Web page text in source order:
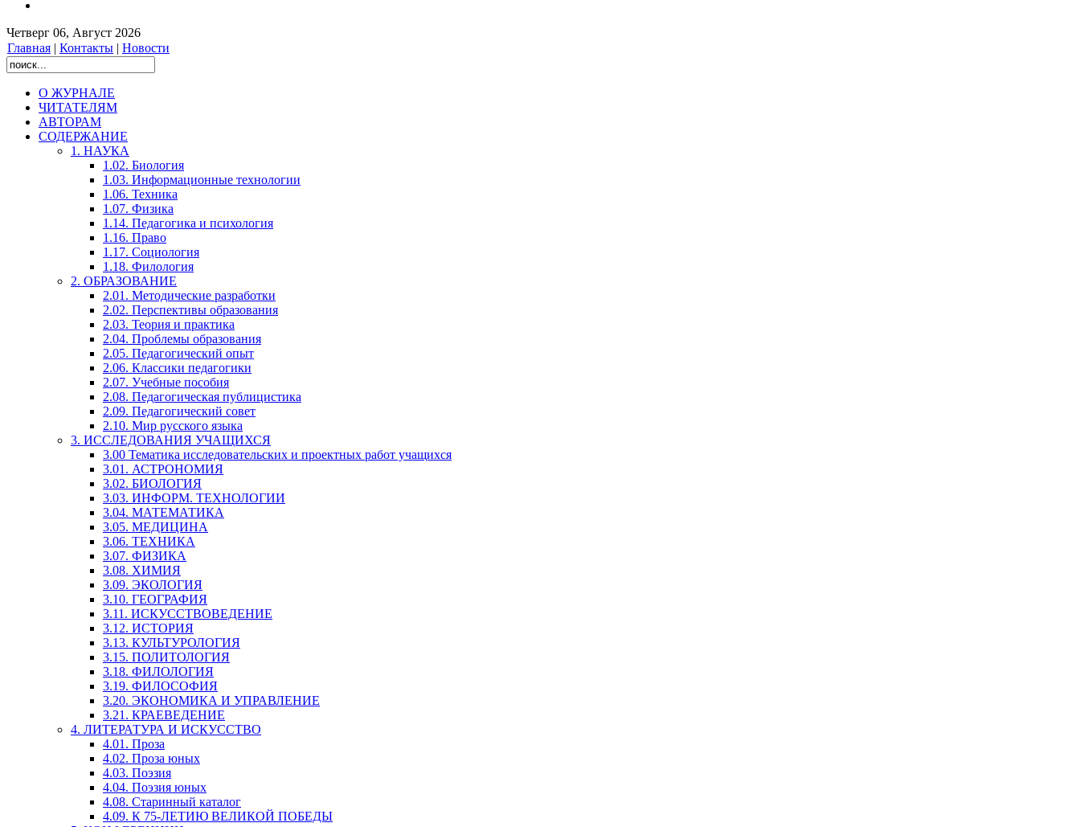
Четверг 06, Август 2026
Главная | Контакты | Новости
О ЖУРНАЛЕ
ЧИТАТЕЛЯМ
АВТОРАМ
СОДЕРЖАНИЕ
1. НАУКА
1.02. Биология
1.03. Информационные технологии
1.06. Техника
1.07. Физика
1.14. Педагогика и психология
1.16. Право
1.17. Социология
1.18. Филология
2. ОБРАЗОВАНИЕ
2.01. Методические разработки
2.02. Перспективы образования
2.03. Теория и практика
2.04. Проблемы образования
2.05. Педагогический опыт
2.06. Классики педагогики
2.07. Учебные пособия
2.08. Педагогическая публицистика
2.09. Педагогический совет
2.10. Мир русского языка
3. ИССЛЕДОВАНИЯ УЧАЩИХСЯ
3.00 Тематика исследовательских и проектных работ учащихся
3.01. АСТРОНОМИЯ
3.02. БИОЛОГИЯ
3.03. ИНФОРМ. ТЕХНОЛОГИИ
3.04. МАТЕМАТИКА
3.05. МЕДИЦИНА
3.06. ТЕХНИКА
3.07. ФИЗИКА
3.08. ХИМИЯ
3.09. ЭКОЛОГИЯ
3.10. ГЕОГРАФИЯ
3.11. ИСКУССТВОВЕДЕНИЕ
3.12. ИСТОРИЯ
3.13. КУЛЬТУРОЛОГИЯ
3.15. ПОЛИТОЛОГИЯ
3.18. ФИЛОЛОГИЯ
3.19. ФИЛОСОФИЯ
3.20. ЭКОНОМИКА И УПРАВЛЕНИЕ
3.21. КРАЕВЕДЕНИЕ
4. ЛИТЕРАТУРА И ИСКУССТВО
4.01. Проза
4.02. Проза юных
4.03. Поэзия
4.04. Поэзия юных
4.08. Старинный каталог
4.09. К 75-ЛЕТИЮ ВЕЛИКОЙ ПОБЕДЫ